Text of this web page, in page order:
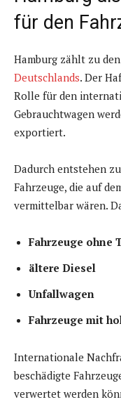
für den
Hamburg zählt zu den
Deutschlands. Der
Rolle für den
Gebrauchtwagen
exportiert.
Dadurch entstehen
Fahrzeuge, die auf
vermittelbar wären.
Fahrzeuge ohne
ältere Diesel
Unfallwagen
Fahrzeuge mit
Internationale
beschädigte
verwertet werden